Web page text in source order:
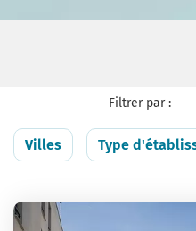
Filtrer par :
Villes Type